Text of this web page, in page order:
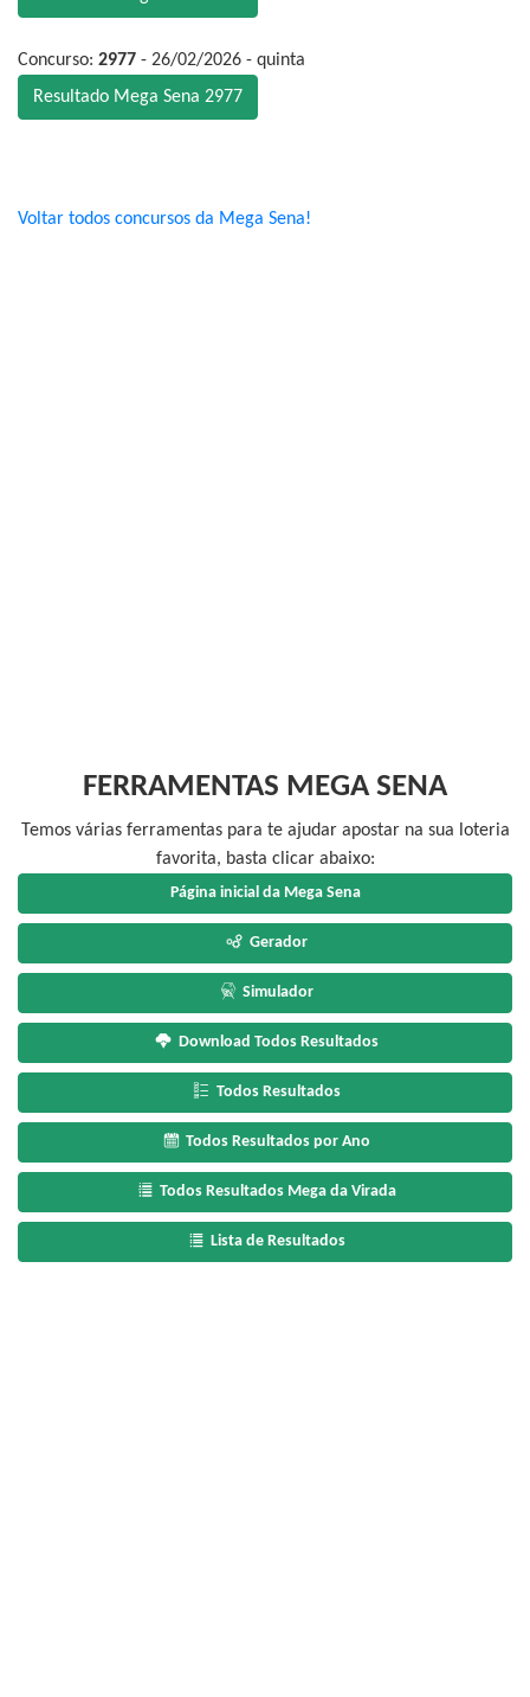
Concurso: 2977 - 26/02/2026 - quinta
Resultado Mega Sena 2977
Voltar todos concursos da Mega Sena!
FERRAMENTAS MEGA SENA
Temos várias ferramentas para te ajudar apostar na sua loteria
favorita, basta clicar abaixo:
Página inicial da Mega Sena
Gerador
Simulador
Download Todos Resultados
Todos Resultados
Todos Resultados por Ano
Todos Resultados Mega da Virada
Lista de Resultados